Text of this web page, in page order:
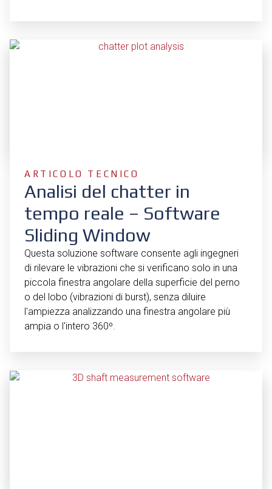
ARTICOLO TECNICO
Analisi del chatter in
tempo reale – Software
Sliding Window
Questa soluzione software consente agli ingegneri
di rilevare le vibrazioni che si verificano solo in una
piccola finestra angolare della superficie del perno
o del lobo (vibrazioni di burst), senza diluire
l'ampiezza analizzando una finestra angolare più
ampia o l'intero 360⁰.